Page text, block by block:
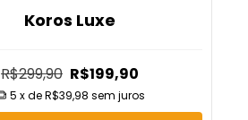
Koros Luxe
R$299,90 R$199,90
5 x deR$39,98 sem juros